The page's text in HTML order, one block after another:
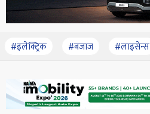
#इलेक्ट्रिक #बजाज #लाइसेन्स